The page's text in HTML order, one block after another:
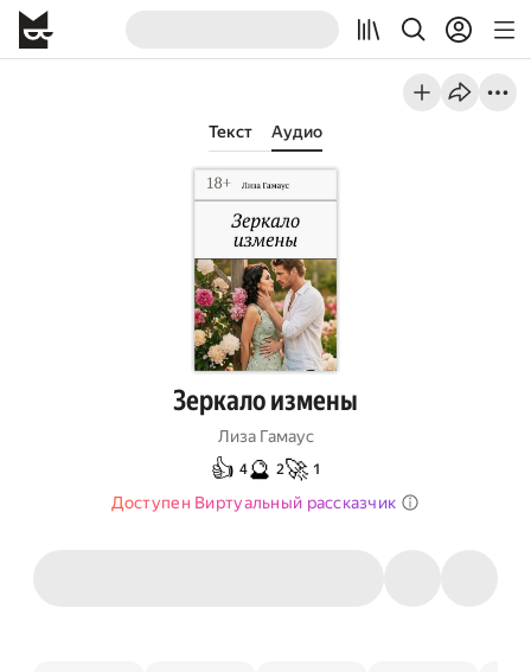
Текст Аудио
Зеркало измены
Лиза Гамаус
👍 4🔮 2🚀 1
Доступен Виртуальный рассказчик